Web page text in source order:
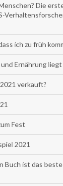
Die
ich zu früh
Ernährung
verkauft?
Fest
2021
Buch ist das